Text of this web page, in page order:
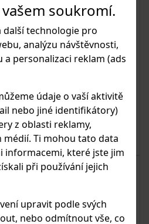
soukromí.
další technologie pro
analýzu návštěvnosti,
a personalizaci reklam (ads
údaje o vaší aktivitě
nebo jiné identifikátory)
z oblasti reklamy,
médií. Ti mohou tato data
informacemi, které jste jim
při používání jejich
upravit podle svých
nebo odmítnout vše, co
LED, Linear Light, 48V
pro napájení LED pásků
K DETAILU
Q-lights